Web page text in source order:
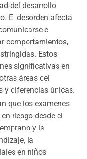
del desarrollo
El desorden afecta
e
comportamientos,
Estos
significativas en
áreas del
y diferencias únicas.
que los exámenes
riesgo desde el
y la
la
en niños